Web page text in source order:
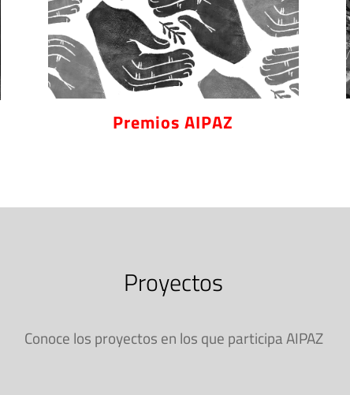
Premios AIPAZ
Proyectos
Conoce los proyectos en los que participa AIPAZ